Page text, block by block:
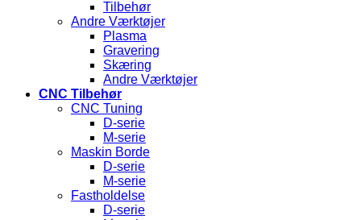
Tilbehør
Andre Værktøjer
Plasma
Gravering
Skæring
Andre Værktøjer
CNC Tilbehør
CNC Tuning
D-serie
M-serie
Maskin Borde
D-serie
M-serie
Fastholdelse
D-serie